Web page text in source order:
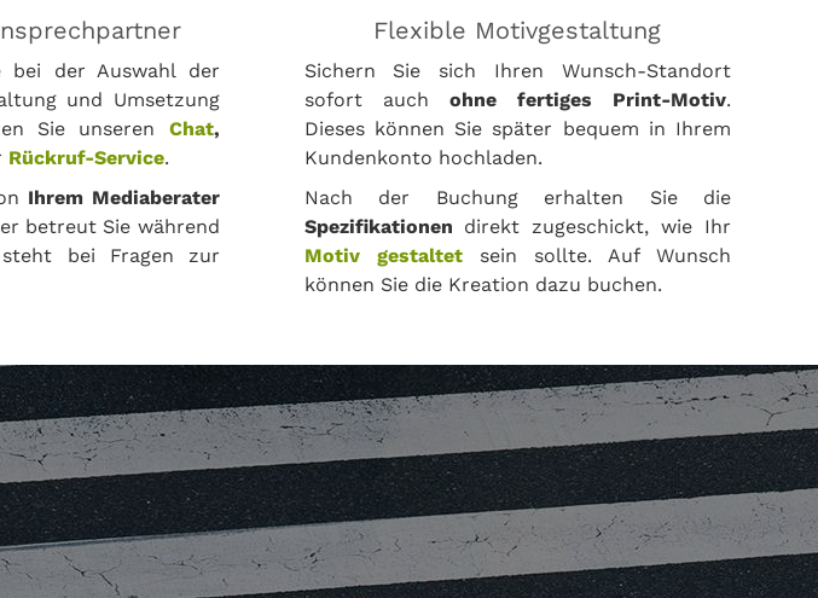
bei der Auswahl der
und Umsetzung
Sie unseren Chat,
Rückruf-Service.
Ihrem Mediaberater
betreut Sie während
bei Fragen zur
Flexible Motivgestaltung
Sichern Sie sich Ihren Wunsch-Standort
sofort auch ohne fertiges Print-Motiv.
Dieses können Sie später bequem in Ihrem
Kundenkonto hochladen.
Nach der Buchung erhalten Sie die
Spezifikationen direkt zugeschickt, wie Ihr
Motiv gestaltetsein sollte. Auf Wunsch
können Sie die Kreation dazu buchen.